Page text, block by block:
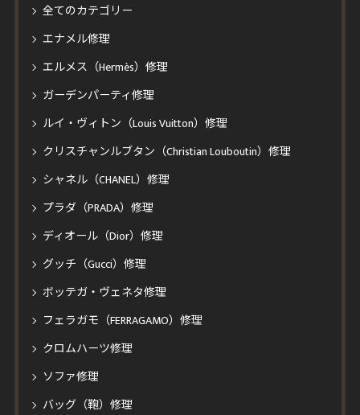
全てのカテゴリー
エナメル修理
エルメス（Hermès）修理
ガーデンパーティ修理
ルイ・ヴィトン（Louis Vuitton）修理
クリスチャンルブタン（Christian Louboutin）修理
シャネル（CHANEL）修理
プラダ（PRADA）修理
ディオール（Dior）修理
グッチ（Gucci）修理
ボッテガ・ヴェネタ修理
フェラガモ（FERRAGAMO）修理
クロムハーツ修理
ソファ修理
バッグ（鞄）修理